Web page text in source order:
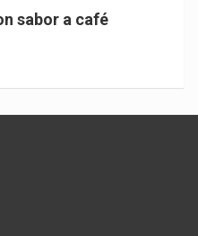
sabor a café